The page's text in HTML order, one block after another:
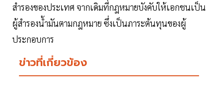
สำรองของประเทศ จากเดิมที่กฎหมายบังคับให้เอกชนเป็น
ผู้สำรองน้ำมันตามกฎหมาย ซึ่งเป็นภาระต้นทุนของผู้
ประกอบการ
ข่าวที่เกี่ยวข้อง